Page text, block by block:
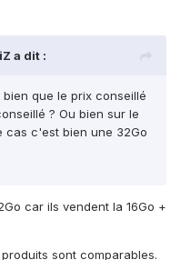
a dit :
que le prix conseillé
? Ou bien sur le
cas c'est bien une 32Go
car ils vendent la 16Go +
sont comparables.